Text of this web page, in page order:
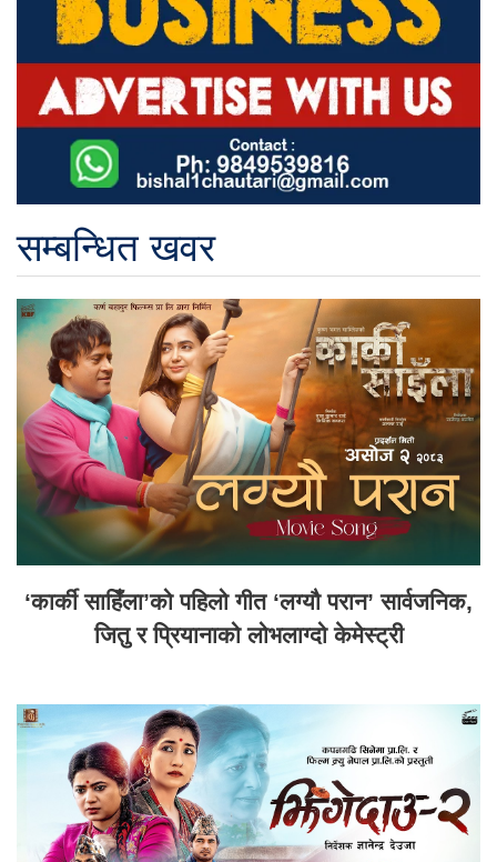
सम्बन्धित खवर
‘कार्की साहिँला’को पहिलो गीत ‘लग्यौ परान’ सार्वजनिक,
जितु र प्रियानाको लोभलाग्दो केमेस्ट्री